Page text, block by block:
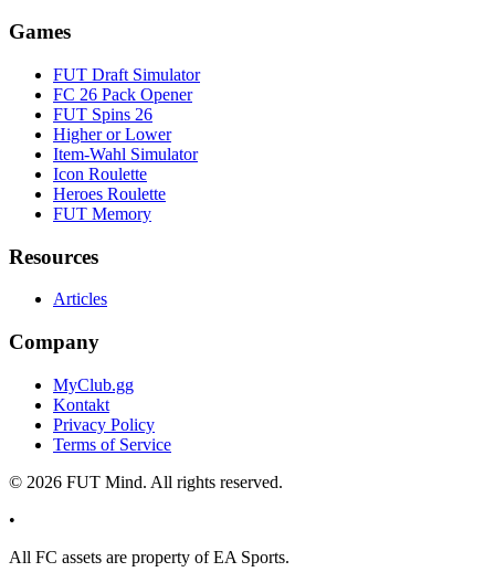
Games
FUT Draft Simulator
FC 26 Pack Opener
FUT Spins 26
Higher or Lower
Item-Wahl Simulator
Icon Roulette
Heroes Roulette
FUT Memory
Resources
Articles
Company
MyClub.gg
Kontakt
Privacy Policy
Terms of Service
© 2026 FUT Mind. All rights reserved.
•
All FC assets are property of EA Sports.